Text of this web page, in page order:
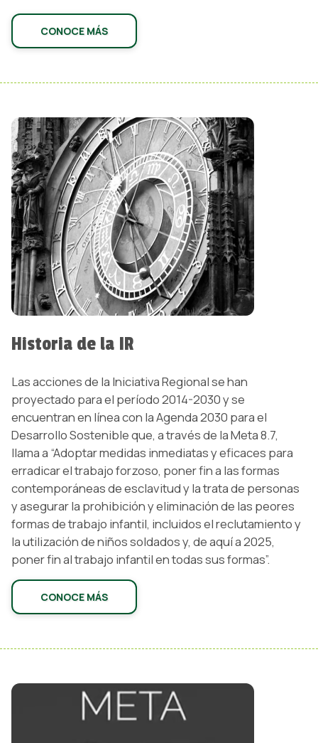
CONOCE MÁS
Historia de la IR
Las acciones de la Iniciativa Regional se han
proyectado para el período 2014-2030 y se
encuentran en línea con la Agenda 2030 para el
Desarrollo Sostenible que, a través de la Meta 8.7,
llama a “Adoptar medidas inmediatas y eficaces para
erradicar el trabajo forzoso, poner fin a las formas
contemporáneas de esclavitud y la trata de personas
y asegurar la prohibición y eliminación de las peores
formas de trabajo infantil, incluidos el reclutamiento y
la utilización de niños soldados y, de aquí a 2025,
poner fin al trabajo infantil en todas sus formas”.
CONOCE MÁS